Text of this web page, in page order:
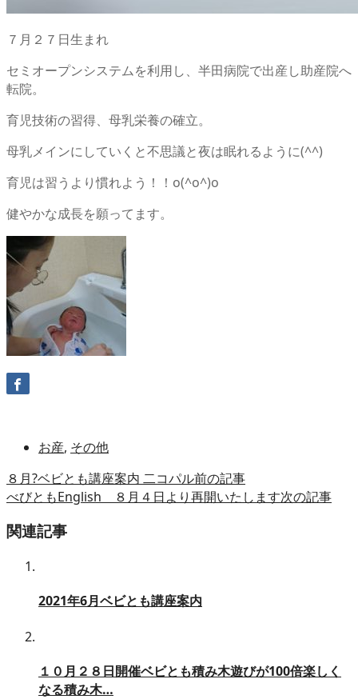
７月２７日生まれ
セミオープンシステムを利用し、半田病院で出産し助産院へ
転院。
育児技術の習得、母乳栄養の確立。
母乳メインにしていくと不思議と夜は眠れるように(^^)
育児は習うより慣れよう！！o(^o^)o
健やかな成長を願ってます。
お産, その他
８月?ベビとも講座案内 二コパル前の記事
べびともEnglish ８月４日より再開いたします次の記事
関連記事
2021年6月ベビとも講座案内
１０月２８日開催ベビとも積み木遊びが100倍楽しく
なる積み木…